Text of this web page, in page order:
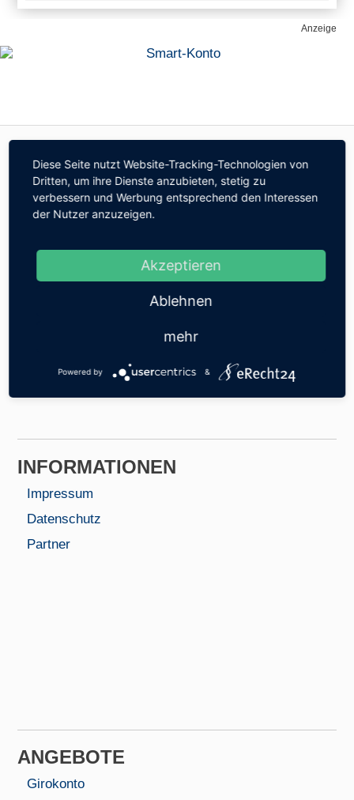
Anzeige
ÜBER UNS
Die Redaktion von Mobilebanking.de vergleicht
die neuesten Banking-Apps und die besten
und nachhaltige Geldanlage-Möglichkeiten,
besondere Trading-Deals und Finanz-Angebote
aufmerksam. Darüber hinaus berichtet das
Redaktionsteam über die neuesten Mobile-
Unternehmen und Innovationen im Mobile-
Trading-, Robo-Advisor- & Mobile-Payment-
INFORMA­TIONEN
Impressum
Datenschutz
Partner
ANGEBOTE
Girokonto
Diese Seite nutzt Website-Tracking-Technologien von
Dritten, um ihre Dienste anzubieten, stetig zu
verbessern und Werbung entsprechend den Interessen
der Nutzer anzuzeigen.
Akzeptieren
Ablehnen
mehr
Powered by &